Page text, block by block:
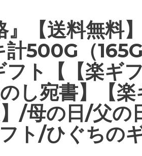
』【送料無料
計500G（
ト【【楽ギ
し宛書】【楽
】/母の日/父
ト/ひぐちの